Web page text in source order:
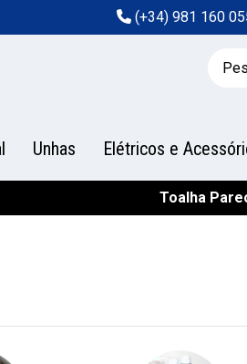
(+34) 981 160
Unhas Elétricos e
Toalha